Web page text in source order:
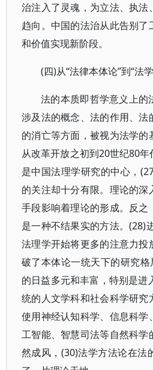
治注入了灵魂，为立法、执法
趋向。中国的法治从此告别了
和价值实现新阶段。
(四)从“法律本体论”到“法
法的本质即哲学意义上的
涉及法的概念、法的作用、法
的消亡等方面，被视为法学的
从改革开放之初到20世纪80
是中国法理学研究的中心，
的关注却十分有限。理论的深
手段影响着理论的形成。反之
是一种不结果实的方法。(28)
法理学开始将更多的注意力投
破了本体论一统天下的研究
的日益多元和丰富，特别是进
统的人文学科和社会科学研究
使用神经认知科学、信息科学
工智能、智慧司法等自然科学
然成风，(30)法学方法论在法